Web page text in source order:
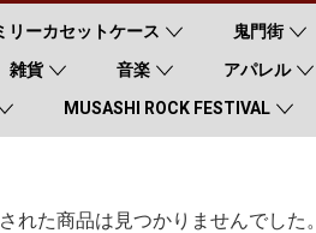
リーカセットケース 鬼門街
雑貨 音楽 アパレル
MUSASHI ROCK FESTIVAL
れた商品は見つかりませんでした。